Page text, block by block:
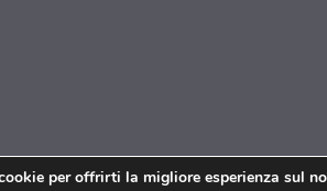
per offrirti la migliore esperienza sul